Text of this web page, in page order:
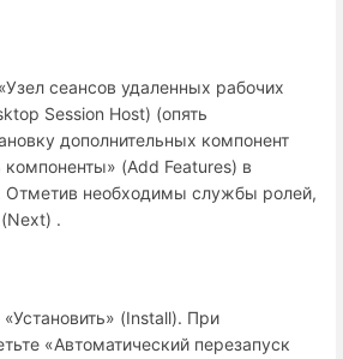
сеансов удаленных рабочих
Session Host) (опять
дополнительных компонент
(Add Features) в
Отметив необходимы службы ролей,
.
(Install). При
«Автоматический перезапуск